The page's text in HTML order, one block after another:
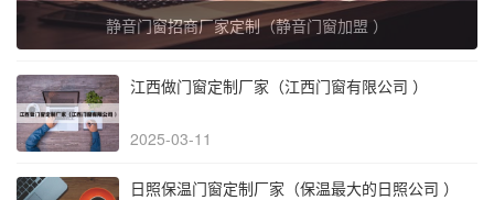
静音门窗招商厂家定制（静音门窗加盟 ）
江西做门窗定制厂家（江西门窗有限公司 ）
2025-03-11
日照保温门窗定制厂家（保温最大的日照公司 ）